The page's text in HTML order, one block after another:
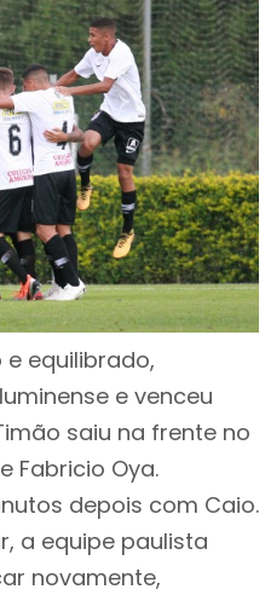
equilibrado,
e venceu
saiu na frente no
Fabricio Oya.
depois com Caio.
a equipe paulista
novamente,